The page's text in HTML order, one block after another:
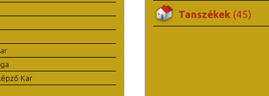
Kar
Tanszékek (45)